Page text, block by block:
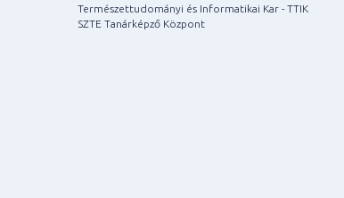
Természettudományi és Informatikai Kar - TTIK
SZTE Tanárképző Központ